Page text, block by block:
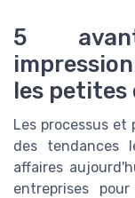
5
les petites
Les processus et
des tendances
affaires
entreprises